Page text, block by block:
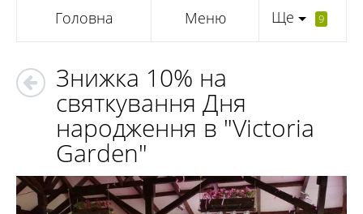
Головна Меню Ще 9
Знижка 10% на
святкування Дня
народження в "Victoria
Garden"